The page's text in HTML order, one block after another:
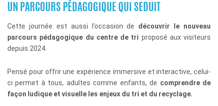
UN PARCOURS PÉDAGOGIQUE QUI SEDUIT
Cette journée est aussi l’occasion de découvrir le nouveau
parcours pédagogique du centre de tri proposé aux visiteurs
depuis 2024.
Pensé pour offrir une expérience immersive et interactive, celui-
ci permet à tous, adultes comme enfants, de comprendre de
façon ludique et visuelle les enjeux du tri et du recyclage.